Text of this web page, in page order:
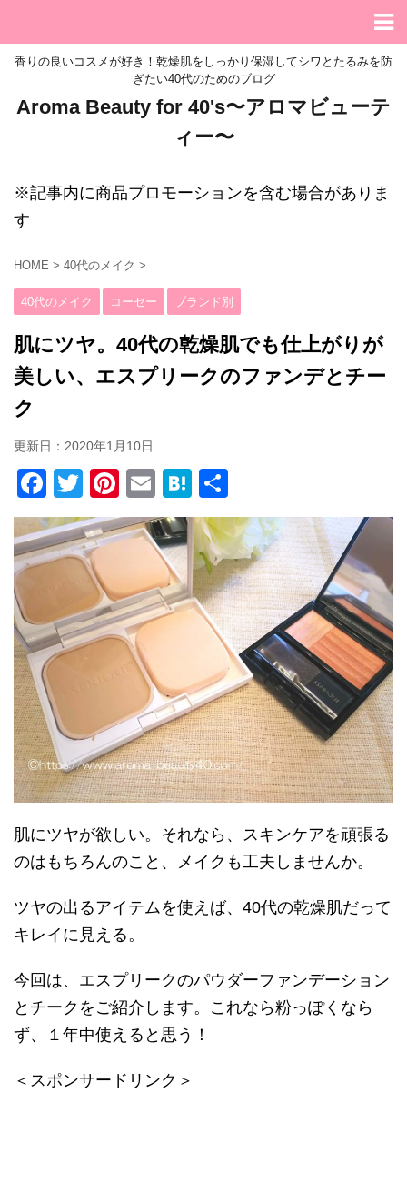
香りの良いコスメが好き！乾燥肌をしっかり保湿してシワとたるみを防
ぎたい40代のためのブログ
Aroma Beauty for 40's〜アロマビューテ
ィー〜
※記事内に商品プロモーションを含む場合がありま
す
HOME > 40代のメイク >
40代のメイク コーセー ブランド別
肌にツヤ。40代の乾燥肌でも仕上がりが
美しい、エスプリークのファンデとチー
ク
更新日： 2020年1月10日
F
a
c
e
o
o
k
T
wi
tt
er
Pi
nt
er
e
st
E
m
ail
H
at
e
n
a
有
肌にツヤが欲しい。それなら、スキンケアを頑張る
のはもちろんのこと、メイクも工夫しませんか。
ツヤの出るアイテムを使えば、40代の乾燥肌だって
キレイに見える。
今回は、エスプリークのパウダーファンデーション
とチークをご紹介します。これなら粉っぽくなら
ず、１年中使えると思う！
＜スポンサードリンク＞